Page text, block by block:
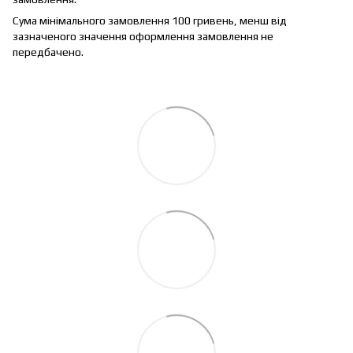
Сума мінімального замовлення 100 гривень, менш від
зазначеного значення оформлення замовлення не
передбачено.